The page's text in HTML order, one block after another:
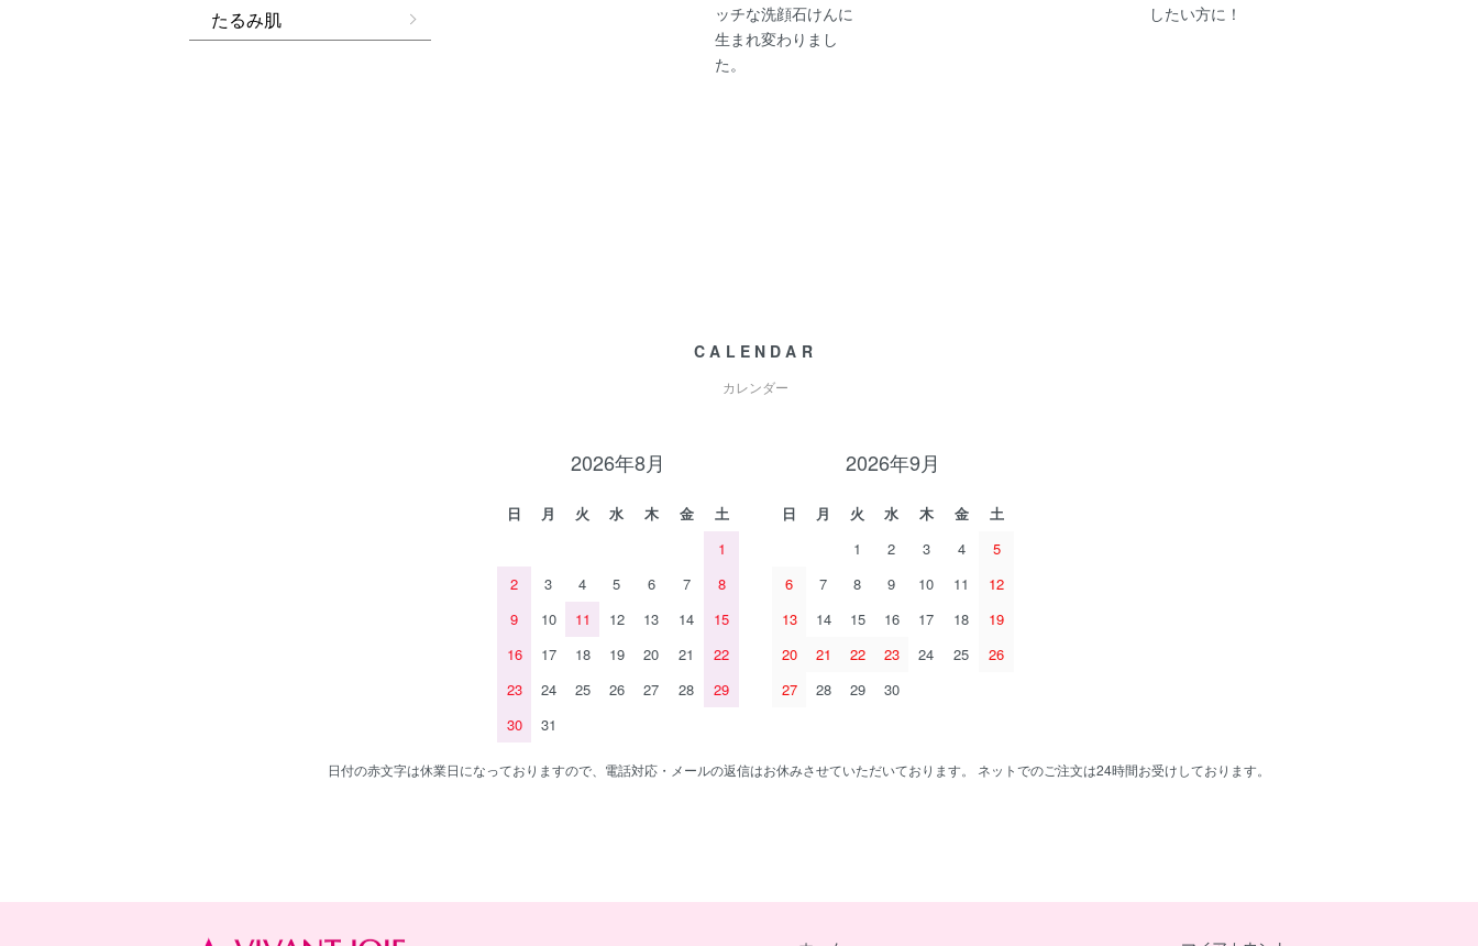
ッチな洗顔石けんに
生まれ変わりまし
た。
したい方に！
たるみ肌
CALENDAR
カレンダー
2026年8月
日 月 火 水 木 金
土
1
2
3 4 5 6 7
8
9
10 11 12 13 14
15
16
17 18 19 20 21
22
23
24 25 26 27 28
29
30
31
2026年9月
日 月 火 水 木 金
土
1
2 3 4
5
6
7 8 9 10 11
12
13
14 15 16 17 18
19
20
21 22 23 24 25
26
27
28 29 30
日付の赤文字は休業日になっておりますので、電話対応・メールの返信はお休みさせていただいております。 ネットでのご注文は24時間お受けしております。